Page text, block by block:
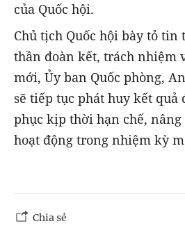
của Quốc hội.
Chủ tịch Quốc hội bày tỏ
thần đoàn kết, trách nhiệm
mới, Ủy ban Quốc phòng,
sẽ tiếp tục phát huy kết quả
phục kịp thời hạn chế,
hoạt động trong nhiệm kỳ
Chia sẻ